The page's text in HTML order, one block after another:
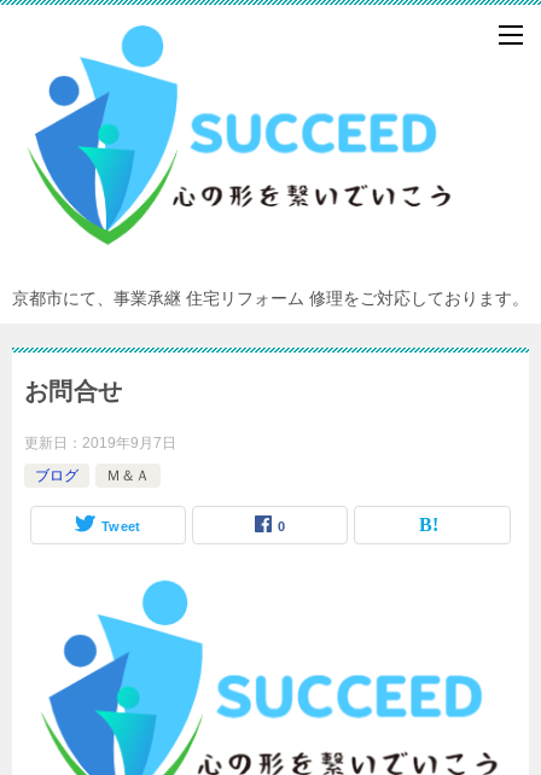
京都市にて、事業承継 住宅リフォーム 修理をご対応しております。
お問合せ
更新日： 2019年9月7日
ブログ
Ｍ＆Ａ
Tweet 0